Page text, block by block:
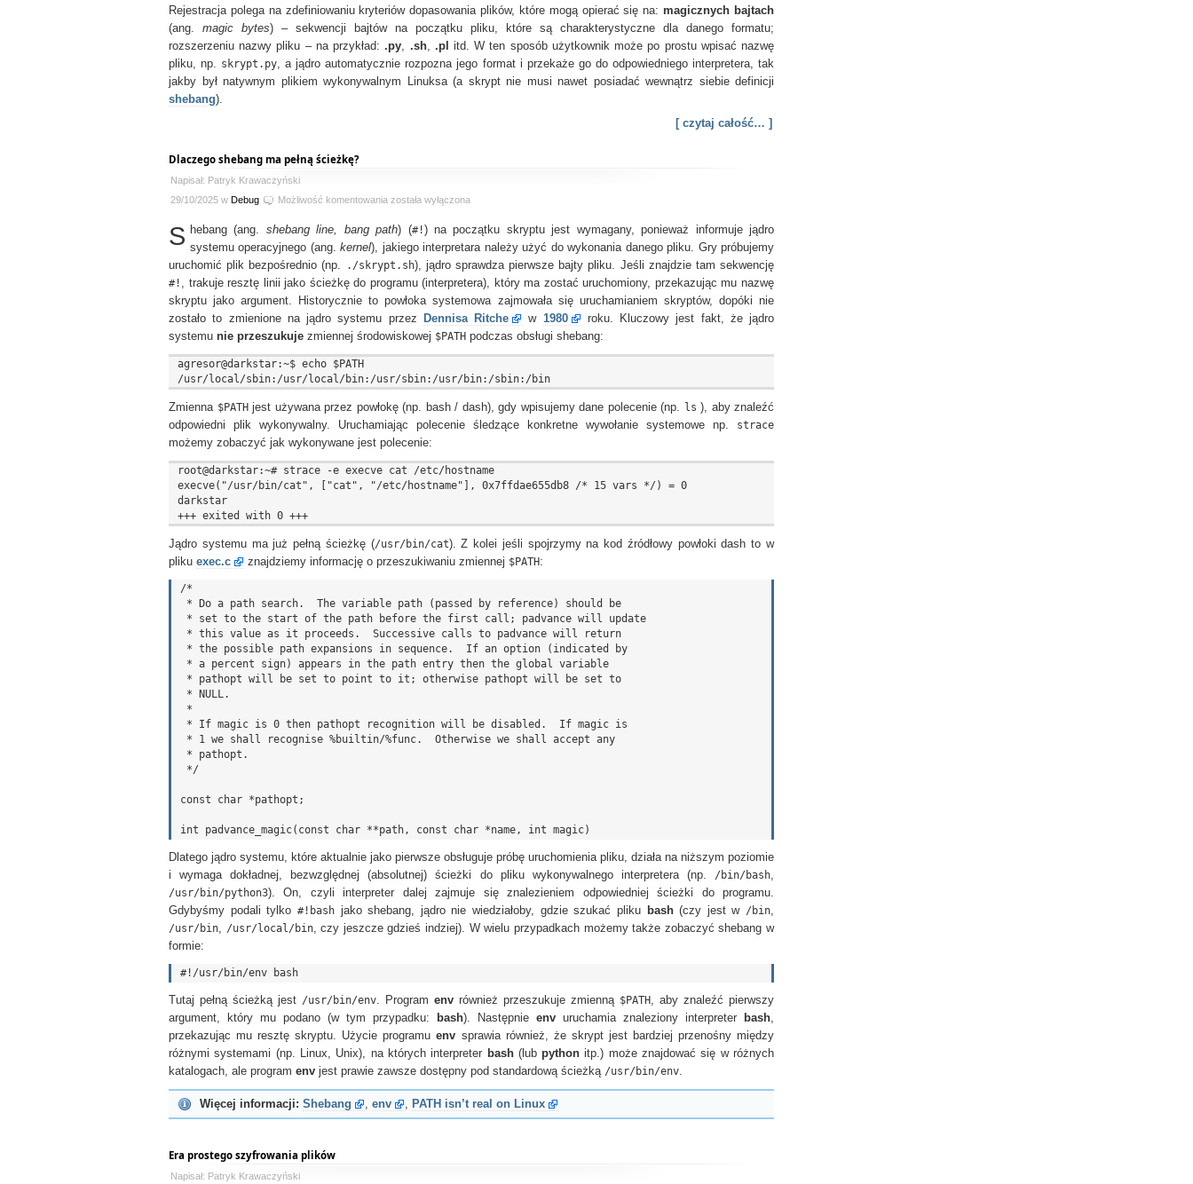
Rejestracja polega na zdefiniowaniu kryteriów dopasowania plików, które mogą opierać się na:magicznych bajtach
(ang. magic bytes) – sekwencji bajtów na początku pliku, które są charakterystyczne dla danego formatu;
rozszerzeniu nazwy pliku – na przykład:.py, .sh, .pl
itd. W ten sposób użytkownik może po prostu wpisać nazwę
pliku, np. skrypt.py, a jądro automatycznie rozpozna jego format i przekaże go do odpowiedniego interpretera, tak
jakby był natywnym plikiem wykonywalnym Linuksa (a skrypt nie musi nawet posiadać wewnątrz siebie definicji
shebang).
[ czytaj całość… ]
Dlaczego shebang ma pełną ścieżkę?
Napisał: Patryk Krawaczyński
29/10/2025 w Debug Możliwość komentowania Dlaczego
ma
pełną
ścieżkę?
została wyłączona
S hebang (ang. shebang line, bang path) (#! ) na początku skryptu jest wymagany, ponieważ informuje jądro
systemu operacyjnego (ang.kernel), jakiego interpretara należy użyć do wykonania danego pliku. Gry próbujemy
uruchomić plik bezpośrednio (np.
./skrypt.sh), jądro sprawdza pierwsze bajty pliku. Jeśli znajdzie tam sekwencję
#! , trakuje resztę linii jako ścieżkę do programu (interpretera), który ma zostać uruchomiony, przekazując mu nazwę
skryptu jako argument. Historycznie to powłoka systemowa zajmowała się uruchamianiem skryptów, dopóki nie
zostało to zmienione na jądro systemu przez
Dennisa Ritche w 1980
roku. Kluczowy jest fakt, że jądro
systemu nie przeszukuje zmiennej środowiskowej $PATH podczas obsługi shebang:
agresor@darkstar:~$ echo $PATH
Zmienna $PATH jest używana przez powłokę (np. bash / dash), gdy wpisujemy dane polecenie (np. ls ), aby znaleźć
odpowiedni plik wykonywalny. Uruchamiając polecenie śledzące konkretne wywołanie systemowe np. strace
możemy zobaczyć jak wykonywane jest polecenie:
root@darkstar:~# strace -e execve cat /etc/hostname
execve("/usr/bin/cat", ["cat", "/etc/hostname"], 0x7ffdae655db8 /* 15 vars */) = 0
darkstar
Jądro systemu ma już pełną ścieżkę (/usr/bin/cat). Z kolei jeśli spojrzymy na kod źródłowy powłoki dash to w
pliku exec.c znajdziemy informację o przeszukiwaniu zmiennej $PATH:
/*
const char *pathopt;
Dlatego jądro systemu, które aktualnie jako pierwsze obsługuje próbę uruchomienia pliku, działa na niższym poziomie
i wymaga dokładnej, bezwzględnej (absolutnej) ścieżki do pliku wykonywalnego interpretera (np. /bin/bash,
/usr/bin/python3). On, czyli interpreter dalej zajmuje się znalezieniem odpowiedniej ścieżki do programu.
Gdybyśmy podali tylko #!bashjako shebang, jądro nie wiedziałoby, gdzie szukać pliku bash(czy jest w /bin,
/usr/bin, /usr/local/bin, czy jeszcze gdzieś indziej). W wielu przypadkach możemy także zobaczyć shebang w
formie:
Tutaj pełną ścieżką jest /usr/bin/env. Program env również przeszukuje zmienną $PATH, aby znaleźć pierwszy
argument, który mu podano (w tym przypadku:
bash). Następnie env uruchamia znaleziony interpreter bash,
przekazując mu resztę skryptu. Użycie programuenv sprawia również, że skrypt jest bardziej przenośny między
różnymi systemami (np. Linux, Unix), na których interpreter bash(lubpython itp.) może znajdować się w różnych
katalogach, ale program env jest prawie zawsze dostępny pod standardową ścieżką /usr/bin/env.
Więcej informacji: Shebang , env , PATH isn’t real on Linux
Era prostego szyfrowania plików
Napisał: Patryk Krawaczyński